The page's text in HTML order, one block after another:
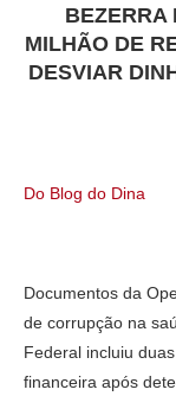
BEZERRA
MILHÃO DE
DESVIAR
Do Blog do Dina
Documentos da
de corrupção na
Federal incluiu
financeira após